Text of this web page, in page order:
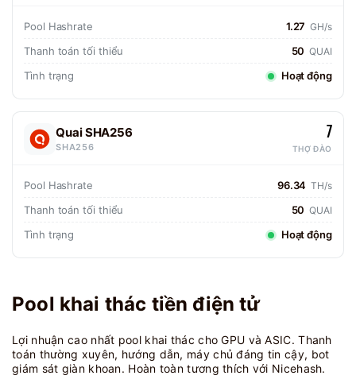
Pool Hashrate 1.27 GH/s
Thanh toán tối thiểu 50 QUAI
Tình trạng Hoạt động
Quai SHA256
SHA256
7
THỢ ĐÀO
Pool Hashrate 96.34 TH/s
Thanh toán tối thiểu 50 QUAI
Tình trạng Hoạt động
Pool khai thác tiền điện tử
Lợi nhuận cao nhất pool khai thác cho GPU và ASIC. Thanh
toán thường xuyên, hướng dẫn, máy chủ đáng tin cậy, bot
giám sát giàn khoan. Hoàn toàn tương thích với Nicehash.